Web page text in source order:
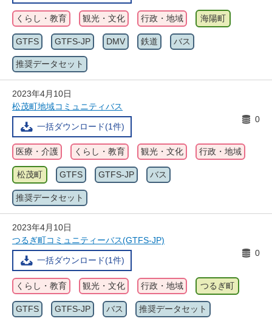
くらし・教育 観光・文化 行政・地域 海陽町
GTFS GTFS-JP DMV 鉄道 バス
推奨データセット
2023年4月10日
松茂町地域コミュニティバス
一括ダウンロード(1件)
0
医療・介護 くらし・教育 観光・文化 行政・地域
松茂町 GTFS GTFS-JP バス
推奨データセット
2023年4月10日
つるぎ町コミュニティーバス(GTFS-JP)
一括ダウンロード(1件)
0
くらし・教育 観光・文化 行政・地域 つるぎ町
GTFS GTFS-JP バス 推奨データセット